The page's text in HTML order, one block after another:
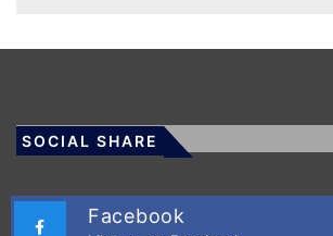
SOCIAL SHARE
Facebook